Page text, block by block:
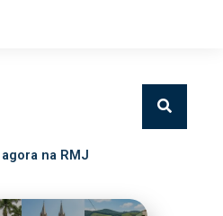
na RMJ